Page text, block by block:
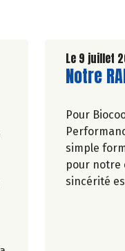
Le 9 juillet
Lire la
Notre
Pour
simple
pour notre
sincérité